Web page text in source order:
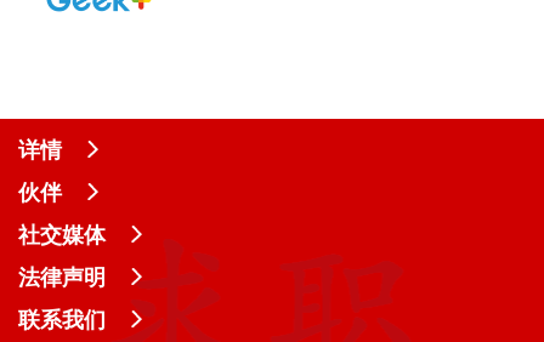
详情
伙伴
社交媒体
法律声明
联系我们